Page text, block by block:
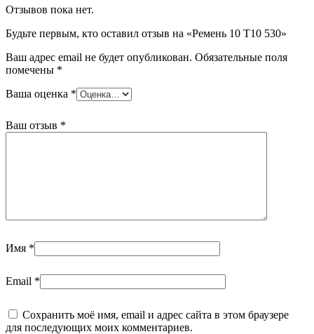
Отзывов пока нет.
Будьте первым, кто оставил отзыв на «Ремень 10 Т10 530»
Ваш адрес email не будет опубликован. Обязательные поля
помечены *
Ваша оценка *
Ваш отзыв *
Имя *
Email *
Сохранить моё имя, email и адрес сайта в этом браузере
для последующих моих комментариев.